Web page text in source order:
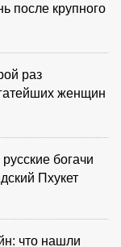
после крупного
раз
женщин
богачи
Пхукет
что нашли